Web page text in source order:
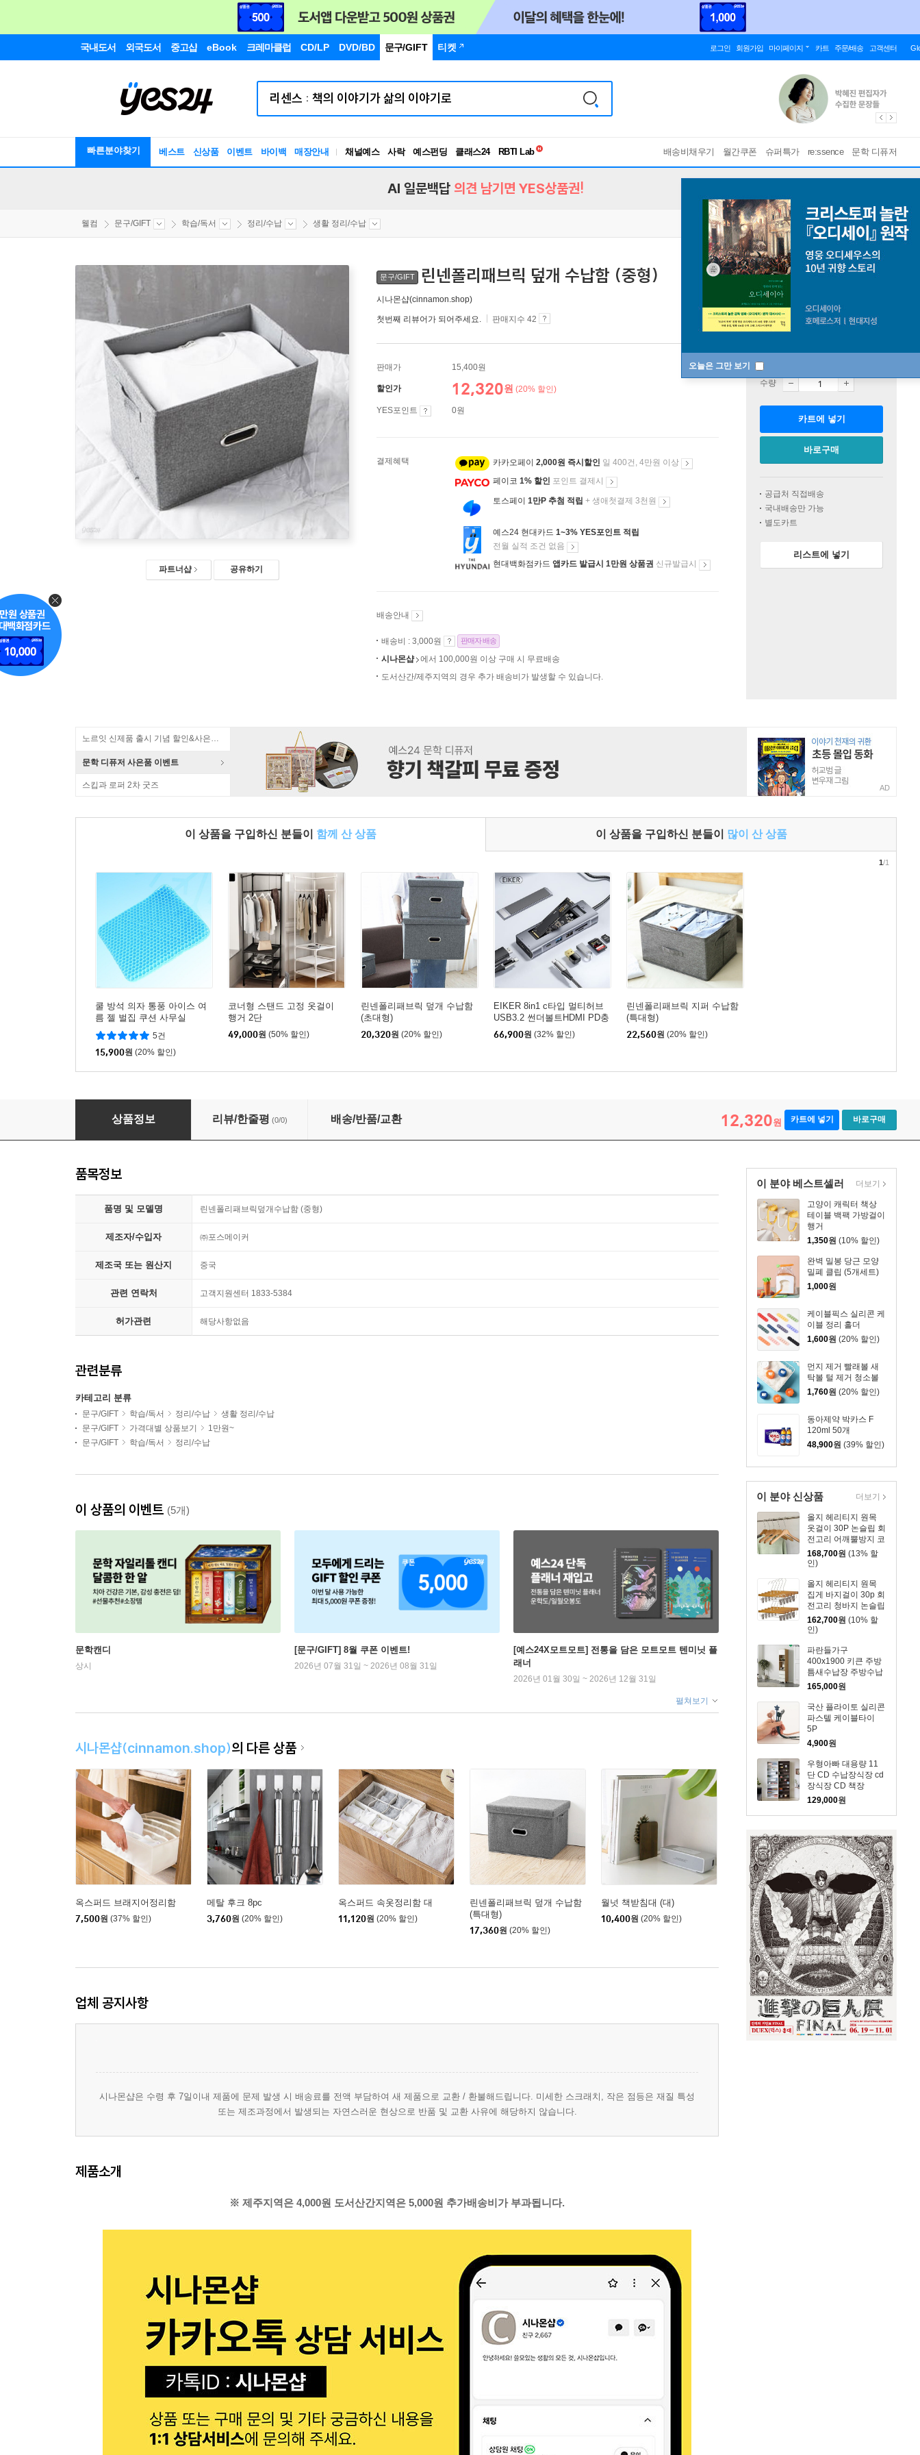
국내도서 외국도서 중고샵 eBook 크레마클럽 CD/LP DVD/BD 문구/GIFT 티켓 로그인 회원가입 마이페이지 카트 주문/배송 고객센터
빠른분야찾기 베스트 신상품 이벤트 바이백 매장안내 채널예스 사락 예스펀딩 클래스24
독서유형검사
배송비채우기 월간쿠폰 슈퍼특가 re:ssence 문학 디퓨저
오늘은 그만 보기
AI 일문백답 의견 남기면 YES상품권!
웰컴 문구/GIFT 학습/독서 정리/수납 생활 정리/수납
파트너샵 공유하기
문구/GIFT 린넨폴리패브릭 덮개 수납함 (중형)
시나몬샵(cinnamon.shop)
첫번째 리뷰어가 되어주세요. 판매지수 42
판매가 15,400원
할인가 12,320원 (20% 할인)
YES포인트 0원
결제혜택 카카오페이 2,000원 즉시할인 일 400건, 4만원 이상
페이코 1% 할인 포인트 결제시
토스페이 1만P 추첨 적립 + 생애첫결제 3천원
예스24 현대카드 1~3% YES포인트 적립
전월 실적 조건 없음
현대백화점카드 앱카드 발급시 1만원 상품권 신규발급시
배송안내
배송비 : 3,000원 판매자 배송
시나몬샵
에서 100,000원 이상 구매 시 무료배송
도서산간/제주지역의 경우 추가 배송비가 발생할 수 있습니다.
판매중
수량
카트에 넣기
바로구매
공급처 직접배송
국내배송만 가능
별도카트
리스트에 넣기
노르잇 신제품 출시 기념 할인&사은품 증정!
문학 디퓨저 사은품 이벤트
스킵과 로퍼 2차 굿즈 AD
이 상품을 구입하신 분들이 함께 산 상품 이 상품을 구입하신 분들이 많이 산 상품
쿨 방석 의자 통풍 아이스 여
름 젤 벌집 쿠션 사무실
5건
15,900원 (20% 할인)
코너형 스탠드 고정 옷걸이
행거 2단
49,000원 (50% 할인)
린넨폴리패브릭 덮개 수납함
(초대형)
20,320원 (20% 할인)
EIKER 8in1 c타입 멀티허브
USB3.2 썬더볼트HDMI PD충
전 M.2 SSD 외장케이스
66,900원 (32% 할인)
린넨폴리패브릭 지퍼 수납함
(특대형)
22,560원 (20% 할인)
1/1
린넨폴리패브릭 덮개 수납함 (중형)
상품정보 리뷰/한줄평 (0/0) 배송/반품/교환 12,320원 카트에 넣기 바로구매
이 분야 베스트셀러
고양이 캐릭터 책상
테이블 백팩 가방걸이
행거
1,350원 (10% 할인)
완벽 밀봉 당근 모양
밀폐 클립 (5개세트)
1,000원
케이블픽스 실리콘 케
이블 정리 홀더
1,600원 (20% 할인)
먼지 제거 빨래볼 새
탁볼 털 제거 청소볼
1,760원 (20% 할인)
동아제약 박카스 F
120ml 50개
48,900원 (39% 할인)
더보기
이 분야 신상품
올지 헤리티지 원목
옷걸이 30P 논슬립 회
전고리 어깨뿔방지 코
트 자켓 셔츠 니트
168,700원 (13% 할
인)
올지 헤리티지 원목
집게 바지걸이 30p 회
전고리 청바지 논슬립
정장
162,700원 (10% 할
인)
파란들가구
400x1900 키큰 주방
틈새수납장 주방수납
장 그릇장
165,000원
국산 플라이토 실리콘
파스텔 케이블타이
5P
4,900원
우형아빠 대용량 11
단 CD 수납장식장 cd
장식장 CD 책장
129,000원
더보기
품목정보
품명 및 모델명 린넨폴리패브릭덮개수납함 (중형)
제조자/수입자 ㈜포스메이커
제조국 또는 원산지 중국
관련 연락처 고객지원센터 1833-5384
허가관련 해당사항없음
관련분류
카테고리 분류
문구/GIFT 학습/독서 정리/수납
생활 정리/수납
문구/GIFT
가격대별 상품보기
1만원~
문구/GIFT
학습/독서 정리/수납
이 상품의 이벤트 (5개)
문학캔디
상시
[문구/GIFT] 8월 쿠폰 이벤트!
2026년 07월 31일 ~ 2026년 08월 31일
[예스24X모트모트] 전통을 담은 모트모트 텐미닛 플
래너
2026년 01월 30일 ~ 2026년 12월 31일
펼쳐보기
시나몬샵(cinnamon.shop)의 다른 상품
옥스퍼드 브래지어정리함
7,500원 (37% 할인)
메탈 후크 8pc
3,760원 (20% 할인)
옥스퍼드 속옷정리함 대
11,120원 (20% 할인)
린넨폴리패브릭 덮개 수납함
(특대형)
17,360원 (20% 할인)
월넛 책받침대 (대)
10,400원 (20% 할인)
업체 공지사항
시나몬샵은 수령 후 7일이내 제품에 문제 발생 시 배송료를 전액 부담하여 새 제품으로 교환 / 환불해드립니다. 미세한 스크래치, 작은 점등은 재질 특성
또는 제조과정에서 발생되는 자연스러운 현상으로 반품 및 교환 사유에 해당하지 않습니다.
제품소개
※ 제주지역은 4,000원 도서산간지역은 5,000원 추가배송비가 부과됩니다.